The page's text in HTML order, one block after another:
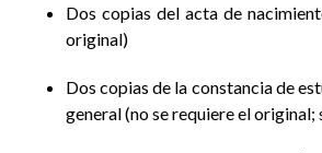
Dos copias del acta de
original)
Dos copias de la constancia de
general (no se requiere el